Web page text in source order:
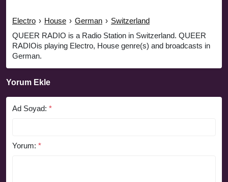
Electro › House › German › Switzerland
QUEER RADIO is a Radio Station in Switzerland. QUEER
RADIOis playing Electro, House genre(s) and broadcasts in
German.
Yorum Ekle
Ad Soyad: *
Yorum: *